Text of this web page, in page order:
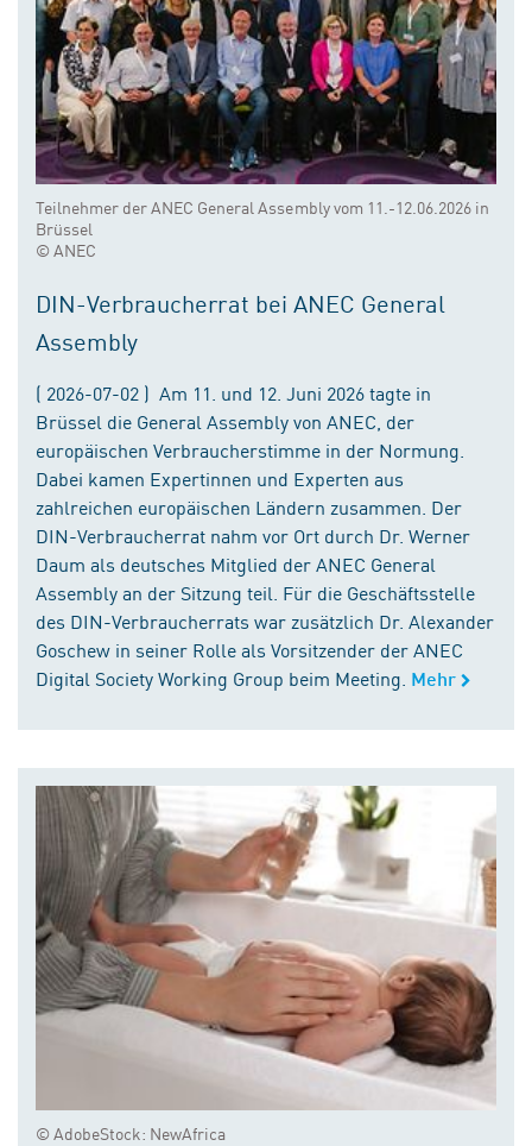
Teilnehmer der ANEC General Assembly vom 11.-12.06.2026 in
Brüssel
© ANEC
DIN-Verbraucherrat bei ANEC General
Assembly
( 2026-07-02 ) Am 11. und 12. Juni 2026 tagte in
Brüssel die General Assembly von ANEC, der
europäischen Verbraucherstimme in der Normung.
Dabei kamen Expertinnen und Experten aus
zahlreichen europäischen Ländern zusammen. Der
DIN-Verbraucherrat nahm vor Ort durch Dr. Werner
Daum als deutsches Mitglied der ANEC General
Assembly an der Sitzung teil. Für die Geschäftsstelle
des DIN-Verbraucherrats war zusätzlich Dr. Alexander
Goschew in seiner Rolle als Vorsitzender der ANEC
Digital Society Working Group beim Meeting. Mehr
© AdobeStock: NewAfrica